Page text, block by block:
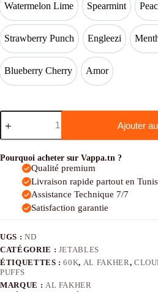
Watermelon Lime
Watermelon LimeSpearmint
Spearmint
Strawberry PunchStrawberry Punch
EngleeziEngleezi
Blueberry CherryBlueberry Cherry
Amor
Amor
quantité
de
Al
Cloud
Ajouter
Pourquoi acheter sur Vappa.tn ?
Qualité premium
Livraison rapide partout en
Assistance Technique 7/7
Satisfaction garantie
UGS : ND
CATÉGORIE : JETABLES
ÉTIQUETTES :60K, AL FAKHER,
PUFFS
MARQUE : AL FAKHER